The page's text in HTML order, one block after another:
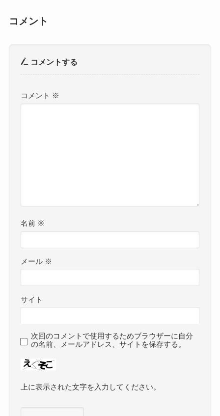
コメント
コメントする
コメント ※
名前 ※
メール ※
サイト
次回のコメントで使用するためブラウザーに自分
の名前、メールアドレス、サイトを保存する。
上に表示された文字を入力してください。